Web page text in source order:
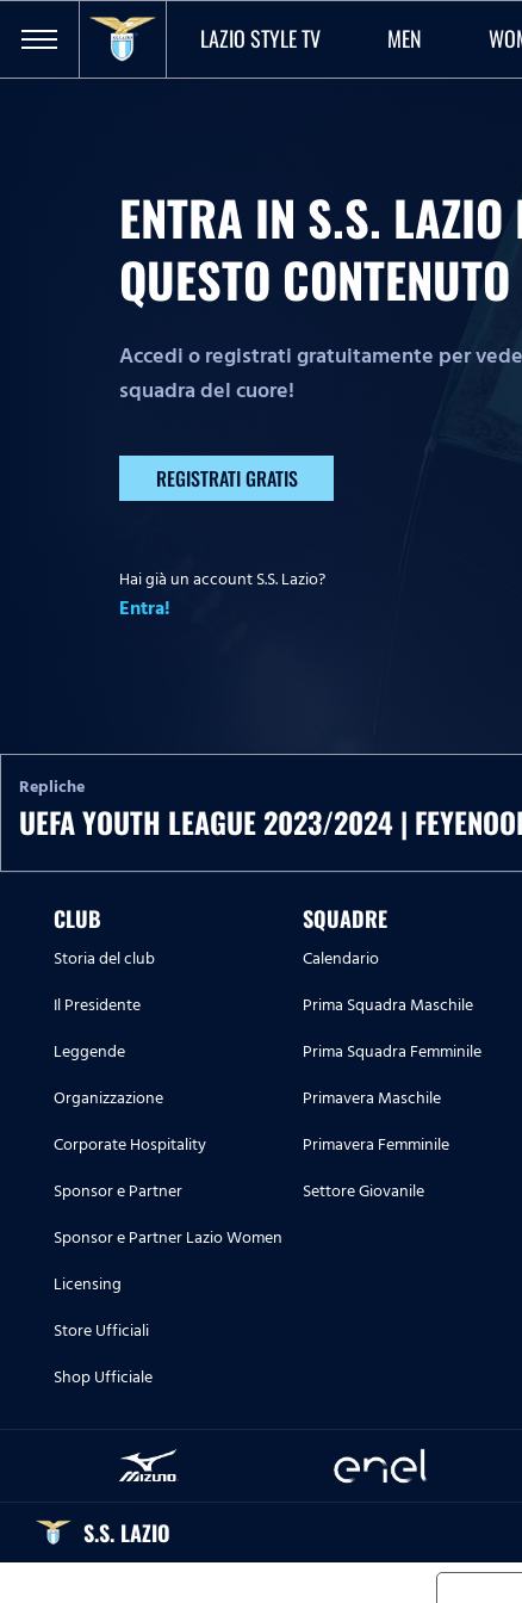
LAZIO STYLE TV MEN
ENTRA IN S.S.
QUESTO CONTENUTO
Accedi o registrati gratuitamente per
squadra del cuore!
REGISTRATI GRATIS
Hai già un account S.S. Lazio?
Entra!
Repliche
UEFA YOUTH LEAGUE 2023/2024 |
CLUB
Storia del club
Il Presidente
Leggende
Organizzazione
Corporate Hospitality
Sponsor e Partner
Sponsor e Partner Lazio Women
Licensing
Store Ufficiali
Shop Ufficiale
SQUADRE
Calendario
Prima Squadra Maschile
Prima Squadra Femminile
Primavera Maschile
Primavera Femminile
Settore Giovanile
S.S. LAZIO